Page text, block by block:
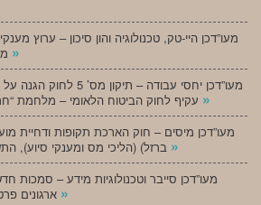
מעו”דכן היי-טק, טכנולוגיה והון סיכון – ערוץ
»
מעו”דכן יחסי עבודה –
»
מעו”דכן מיסים – חוק הארכת תקופות ודחיית
»
מעו”דכן סייבר וטכנולוגיות מידע – סמכות
»